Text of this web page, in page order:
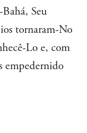
Seu
tornaram-No
Lo e, com
empedernido